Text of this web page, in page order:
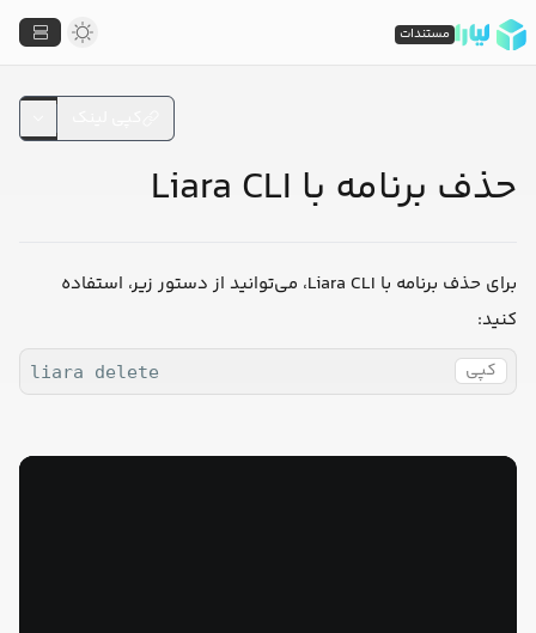
حذف برنامه با Liara CLI
برای حذف برنامه با Liara CLI، می‌توانید از دستور زیر، استفاده
کنید:
کپی liara delete
مستندات